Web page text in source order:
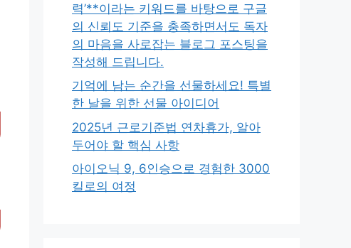
력’**이라는 키워드를 바탕으로 구글
의 신뢰도 기준을 충족하면서도 독자
의 마음을 사로잡는 블로그 포스팅을
작성해 드립니다.
기억에 남는 순간을 선물하세요! 특별
한 날을 위한 선물 아이디어
2025년 근로기준법 연차휴가, 알아
두어야 할 핵심 사항
아이오닉 9, 6인승으로 경험한 3000
킬로의 여정